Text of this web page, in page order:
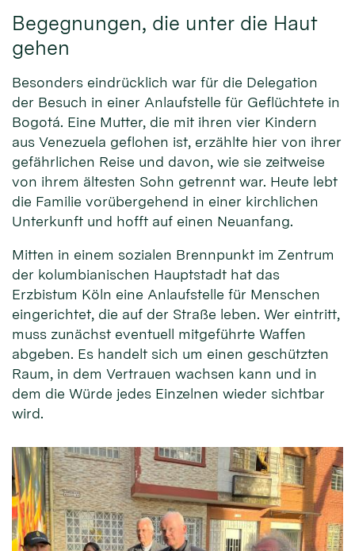
Begegnungen, die unter die Haut
gehen
Besonders eindrücklich war für die Delegation
der Besuch in einer Anlaufstelle für Geflüchtete in
Bogotá. Eine Mutter, die mit ihren vier Kindern
aus Venezuela geflohen ist, erzählte hier von ihrer
gefährlichen Reise und davon, wie sie zeitweise
von ihrem ältesten Sohn getrennt war. Heute lebt
die Familie vorübergehend in einer kirchlichen
Unterkunft und hofft auf einen Neuanfang.
Mitten in einem sozialen Brennpunkt im Zentrum
der kolumbianischen Hauptstadt hat das
Erzbistum Köln eine Anlaufstelle für Menschen
eingerichtet, die auf der Straße leben. Wer eintritt,
muss zunächst eventuell mitgeführte Waffen
abgeben. Es handelt sich um einen geschützten
Raum, in dem Vertrauen wachsen kann und in
dem die Würde jedes Einzelnen wieder sichtbar
wird.